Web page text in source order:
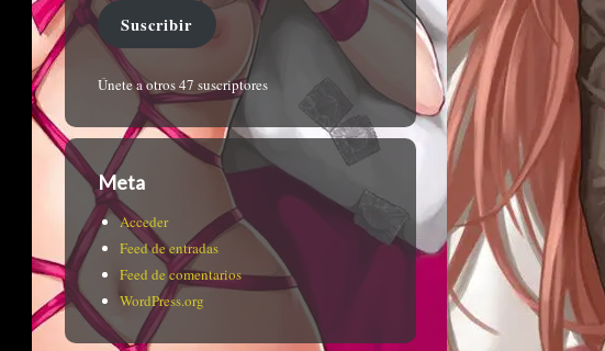
Suscribir
Únete a otros 47 suscriptores
Meta
Acceder
Feed de entradas
Feed de comentarios
WordPress.org